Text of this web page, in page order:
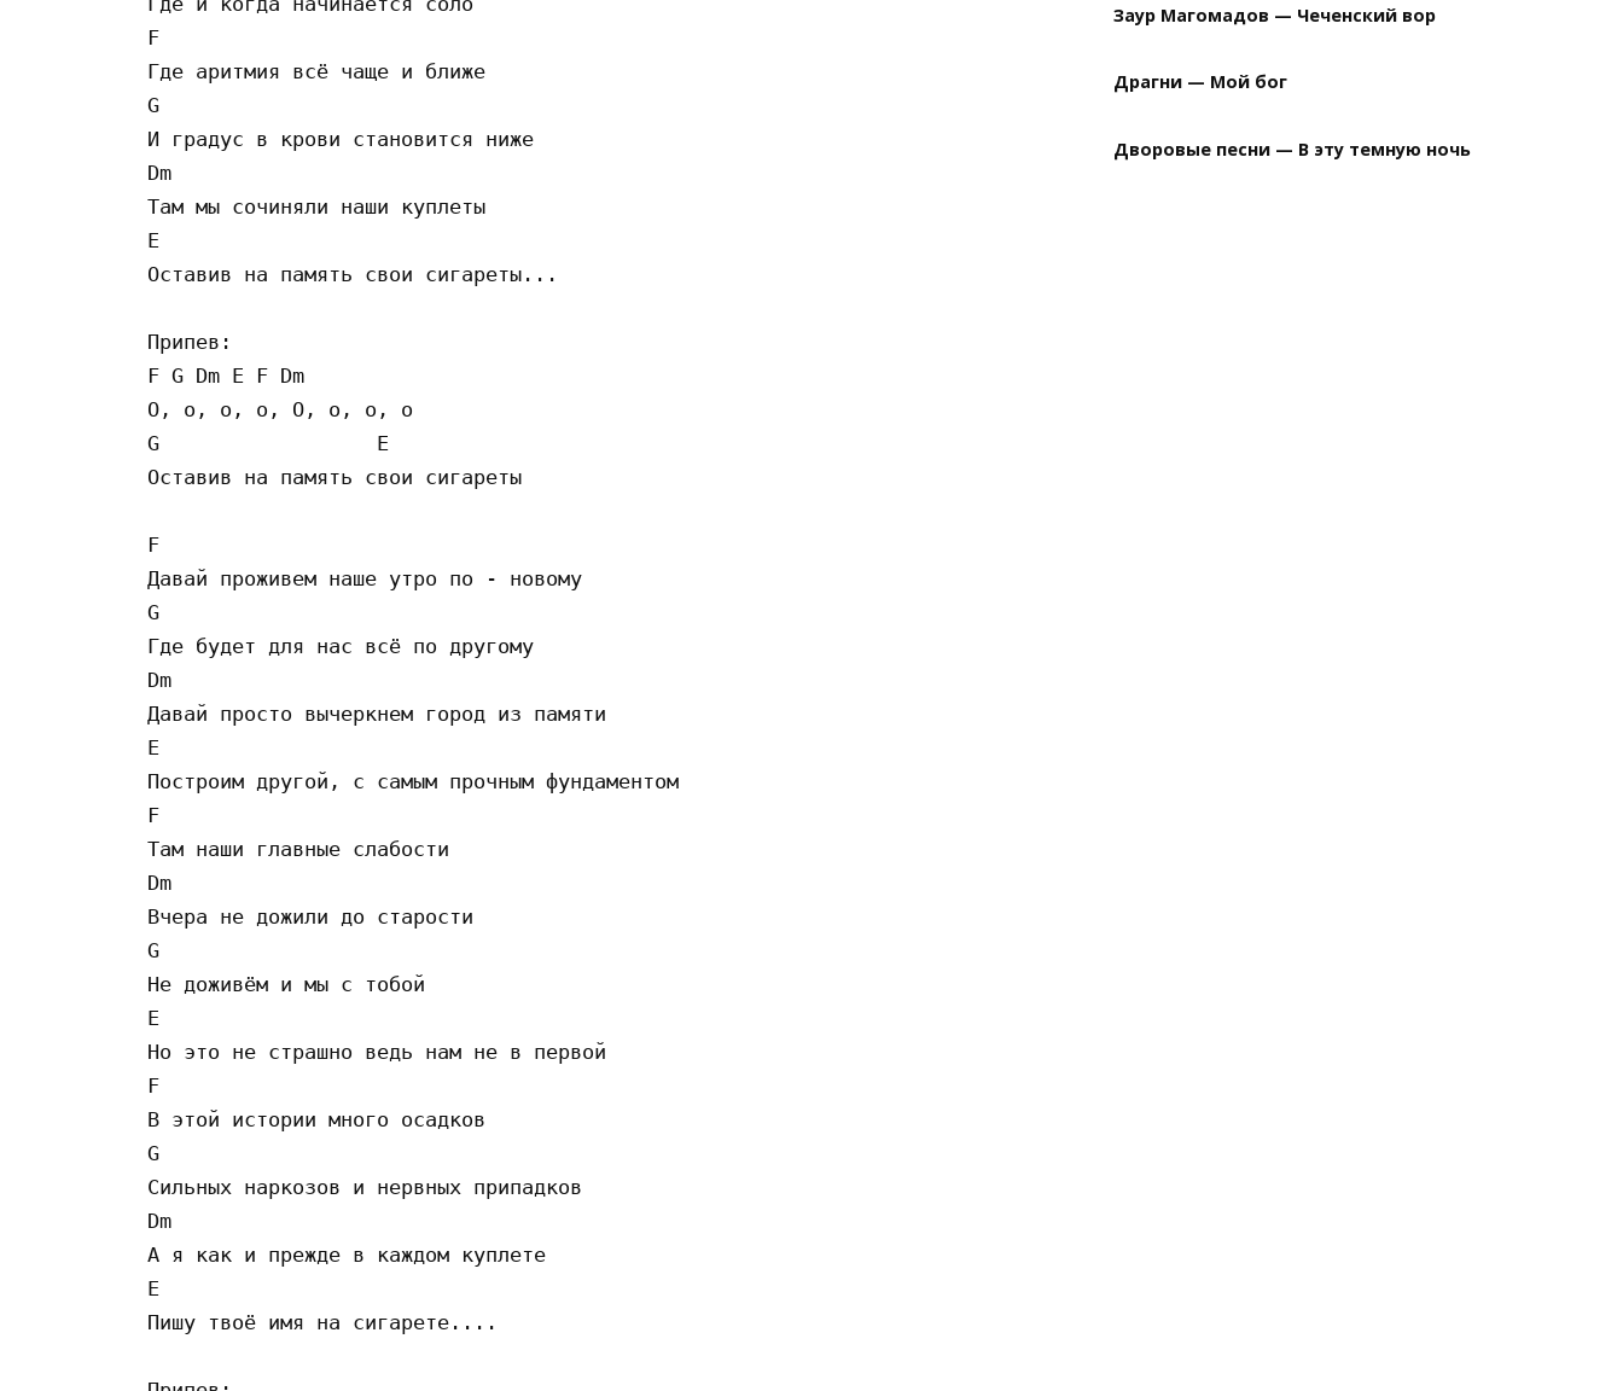
F
Где аритмия всё чаще и ближе
G
И градус в крови становится ниже
Dm
Там мы сочиняли наши куплеты
E
Оставив на память свои сигареты...
Припев:
F G Dm E F Dm
О, о, о, о, О, о, о, о
G                  E
Оставив на память свои сигареты
F
Давай проживем наше утро по - новому
G
Где будет для нас всё по другому
Dm
Давай просто вычеркнем город из памяти
E
Построим другой, с самым прочным фундаментом
F
Там наши главные слабости
Dm
Вчера не дожили до старости
G
Не доживём и мы с тобой
E
Но это не страшно ведь нам не в первой
F
В этой истории много осадков
G
Сильных наркозов и нервных припадков
Dm
А я как и прежде в каждом куплете
E
Пишу твоё имя на сигарете....
Заур Магомадов — Чеченский вор
Драгни — Мой бог
Дворовые песни — В эту темную ночь